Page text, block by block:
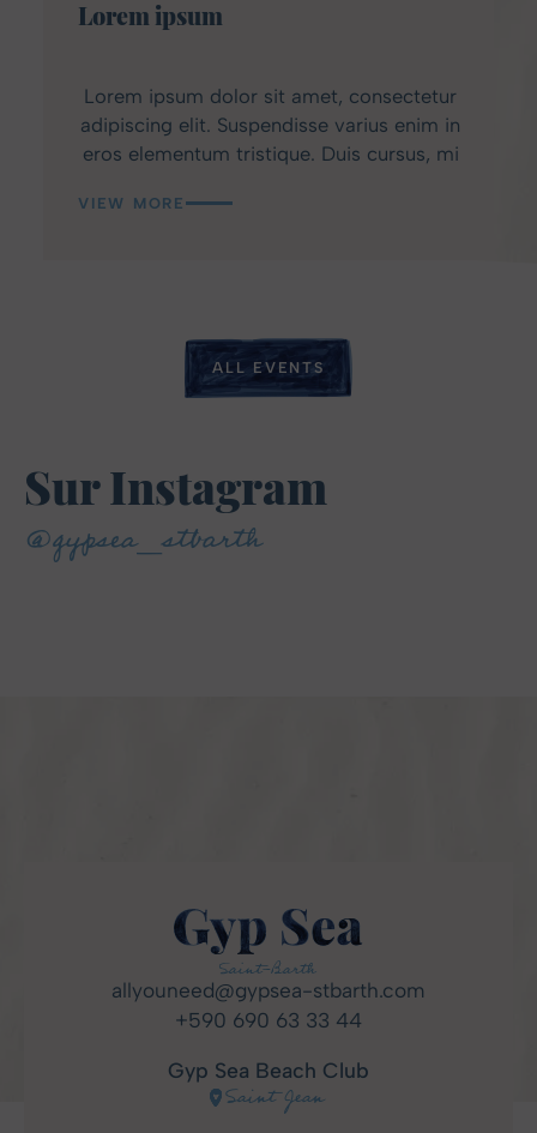
Lorem ipsum
Lorem ipsum dolor sit amet, consectetur
adipiscing elit. Suspendisse varius enim in
eros elementum tristique. Duis cursus, mi
nulla, ut commodo diam libero vitae erat.
VIEW MORE
ALL EVENTS
Sur Instagram
@gypsea_stbarth
allyouneed@gypsea-stbarth.com
+590 690 63 33 44
Gyp Sea Beach Club
Saint Jean